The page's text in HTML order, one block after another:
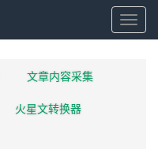
文章内容采集
火星文转换器